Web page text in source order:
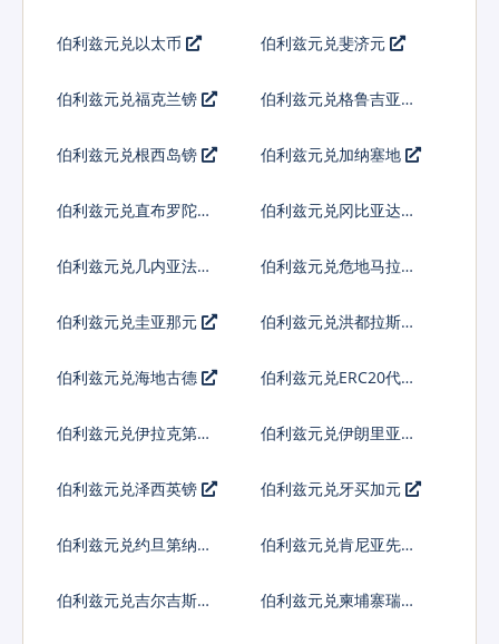
伯利兹元兑以太币 伯利兹元兑斐济元
伯利兹元兑福克兰镑
伯利兹元兑格鲁吉亚拉
伯利兹元兑根西岛镑 伯利兹元兑加纳塞地
伯利兹元兑直布罗陀镑
伯利兹元兑冈比亚达拉
伯利兹元兑几内亚法郎
伯利兹元兑危地马拉格
伯利兹元兑圭亚那元
伯利兹元兑洪都拉斯伦
伯利兹元兑海地古德 伯利兹元兑ERC20代币
伯利兹元兑伊拉克第纳
伯利兹元兑伊朗里亚尔
伯利兹元兑泽西英镑 伯利兹元兑牙买加元
伯利兹元兑约旦第纳尔 伯利兹元兑肯尼亚先令
伯利兹元兑吉尔吉斯斯
伯利兹元兑柬埔寨瑞尔